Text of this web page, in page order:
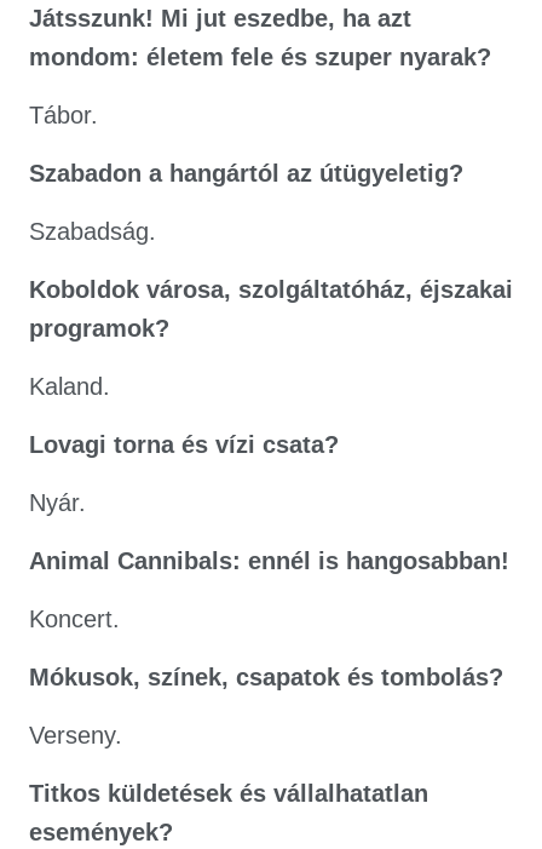
Játsszunk! Mi jut eszedbe, ha azt
mondom: életem fele és szuper nyarak?
Tábor.
Szabadon a hangártól az útügyeletig?
Szabadság.
Koboldok városa, szolgáltatóház, éjszakai
programok?
Kaland.
Lovagi torna és vízi csata?
Nyár.
Animal Cannibals: ennél is hangosabban!
Koncert.
Mókusok, színek, csapatok és tombolás?
Verseny.
Titkos küldetések és vállalhatatlan
események?